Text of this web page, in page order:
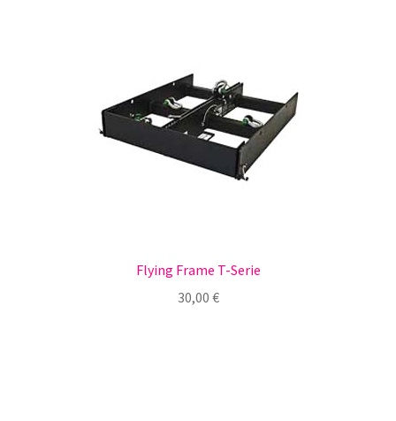
Flying Frame T-Serie
30,00 €